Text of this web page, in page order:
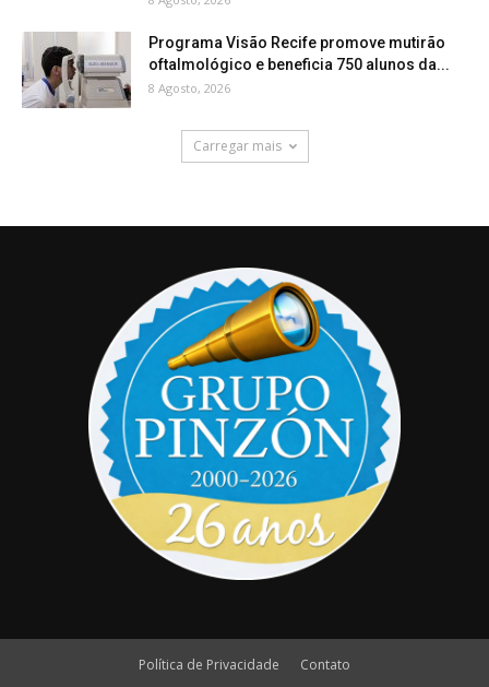
Programa Visão Recife promove mutirão
oftalmológico e beneficia 750 alunos da...
8 Agosto, 2026
Carregar mais
Política de Privacidade Contato